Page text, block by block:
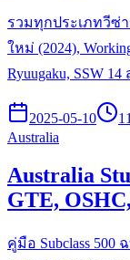
รวมทุกประเภทวีซ่
ใหม่ (2024),
Ryuugaku, SSW
2025-05-10
Australia
Australia
GTE,
คู่มือ Subclass 500